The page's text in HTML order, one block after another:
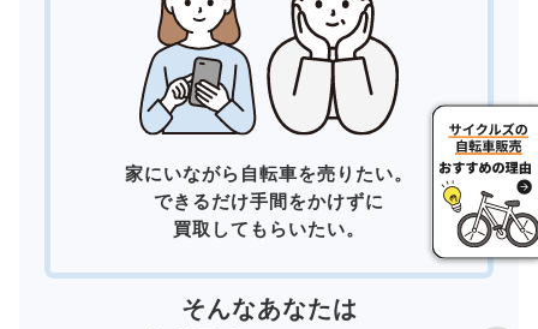
家にいながら自転車を売りたい。
できるだけ手間をかけずに
買取してもらいたい。
そんなあなたは